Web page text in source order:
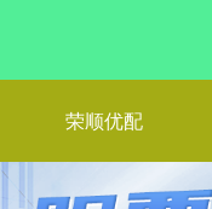
荣顺优配